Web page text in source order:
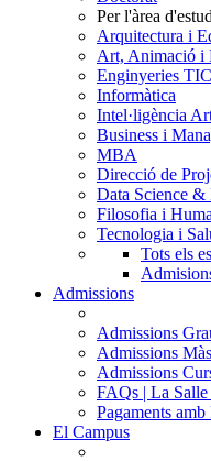
Per l'àrea
Arquitectura i
Art, Animació i
Enginyeries TIC
Informàtica
Intel·ligència
Business i
MBA
Direcció de
Data Science
Filosofia i
Tecnologia i
Tots els
Admissions
Admissions
Admissions
Admissions
FAQs | La
Pagaments
El Campus